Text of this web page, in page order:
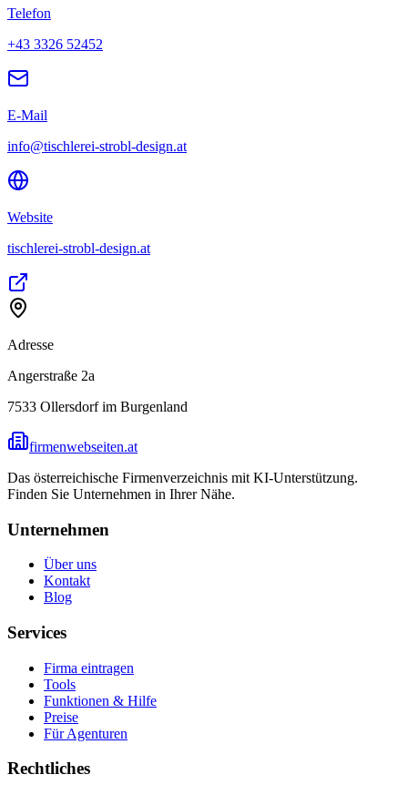
Telefon
+43 3326 52452
E-Mail
info@tischlerei-strobl-design.at
Website
tischlerei-strobl-design.at
Adresse
Angerstraße 2a
7533 Ollersdorf im Burgenland
firmenwebseiten.at
Das österreichische Firmenverzeichnis mit KI-Unterstützung.
Finden Sie Unternehmen in Ihrer Nähe.
Unternehmen
Über uns
Kontakt
Blog
Services
Firma eintragen
Tools
Funktionen & Hilfe
Preise
Für Agenturen
Rechtliches